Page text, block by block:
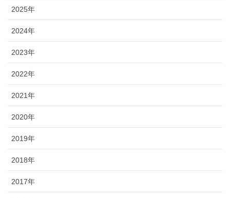
2025年
2024年
2023年
2022年
2021年
2020年
2019年
2018年
2017年